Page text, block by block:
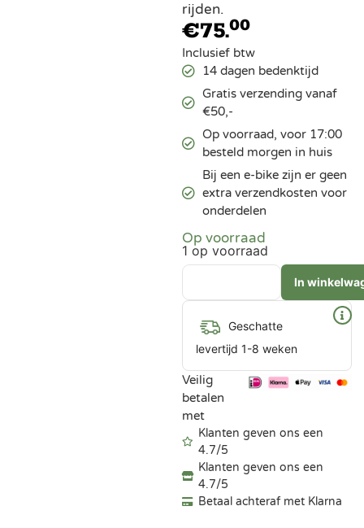
rijden.
€75.00
Inclusief btw
14 dagen bedenktijd
Gratis verzending vanaf
€50,-
Op voorraad, voor 17:00
besteld morgen in huis
Bij een e-bike zijn er geen
extra verzendkosten voor
onderdelen
Op voorraad
1 op voorraad
In
Geschatte
levertijd 1-8 weken
Veilig
betalen
met
Klanten geven ons een
4.7/5
Klanten geven ons een
4.7/5
Betaal achteraf met Klarna